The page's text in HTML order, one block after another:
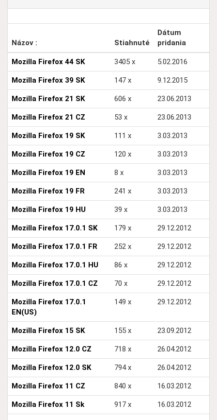
Názov : Stiahnuté
Dátum
pridania
Mozilla Firefox 44 SK 3405 x 5.02.2016
Mozilla Firefox 39 SK 147 x 9.12.2015
Mozilla Firefox 21 SK 606 x 23.06.2013
Mozilla Firefox 21 CZ 53 x 23.06.2013
Mozilla Firefox 19 SK 111 x 3.03.2013
Mozilla Firefox 19 CZ 120 x 3.03.2013
Mozilla Firefox 19 EN 8 x 3.03.2013
Mozilla Firefox 19 FR 241 x 3.03.2013
Mozilla Firefox 19 HU 39 x 3.03.2013
Mozilla Firefox 17.0.1 SK 179 x 29.12.2012
Mozilla Firefox 17.0.1 FR 252 x 29.12.2012
Mozilla Firefox 17.0.1 HU 86 x 29.12.2012
Mozilla Firefox 17.0.1 CZ 70 x 29.12.2012
Mozilla Firefox 17.0.1
EN(US)
149 x 29.12.2012
Mozilla Firefox 15 SK 155 x 23.09.2012
Mozilla Firefox 12.0 CZ 718 x 26.04.2012
Mozilla Firefox 12.0 SK 794 x 26.04.2012
Mozilla Firefox 11 CZ 840 x 16.03.2012
Mozilla Firefox 11 Sk 917 x 16.03.2012